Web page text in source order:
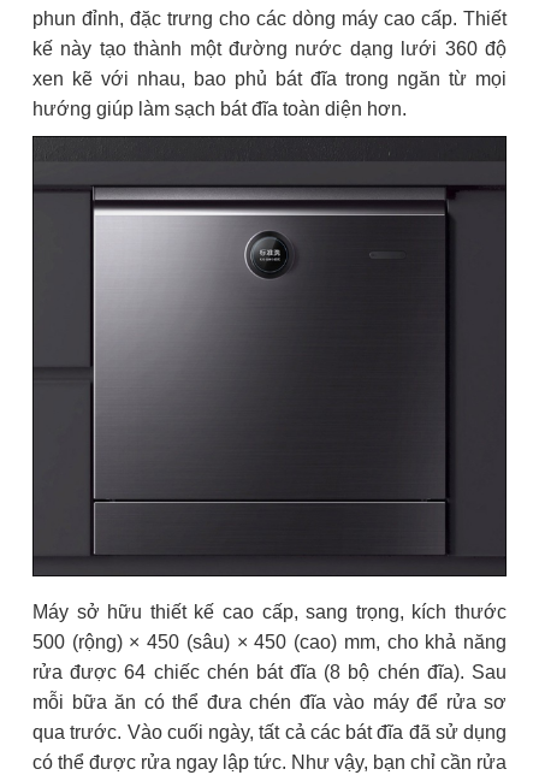
phun đỉnh, đặc trưng cho các dòng máy cao cấp. Thiết
kế này tạo thành một đường nước dạng lưới 360 độ
xen kẽ với nhau, bao phủ bát đĩa trong ngăn từ mọi
hướng giúp làm sạch bát đĩa toàn diện hơn.
Máy sở hữu thiết kế cao cấp, sang trọng, kích thước
500 (rộng) × 450 (sâu) × 450 (cao) mm, cho khả năng
rửa được 64 chiếc chén bát đĩa (8 bộ chén đĩa). Sau
mỗi bữa ăn có thể đưa chén đĩa vào máy để rửa sơ
qua trước. Vào cuối ngày, tất cả các bát đĩa đã sử dụng
có thể được rửa ngay lập tức. Như vậy, bạn chỉ cần rửa